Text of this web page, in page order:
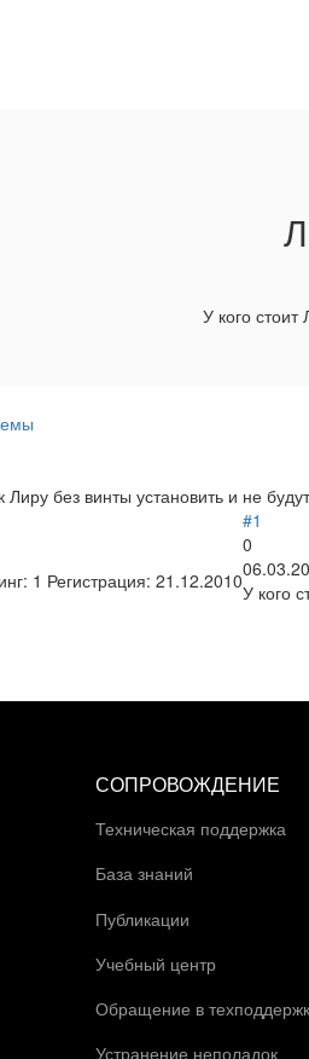
У кого
без винты установить и не
1 Регистрация: 21.12.2010
#1
0
У кого
СОПРОВОЖДЕНИЕ
Техническая поддержка
База знаний
Публикации
Учебный центр
Обращение в
Устранение неполадок